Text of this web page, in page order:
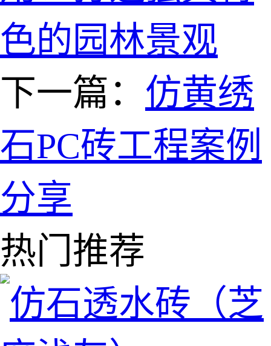
色的园林景观
下一篇： 仿黄绣
石PC砖工程案例
分享
热门推荐